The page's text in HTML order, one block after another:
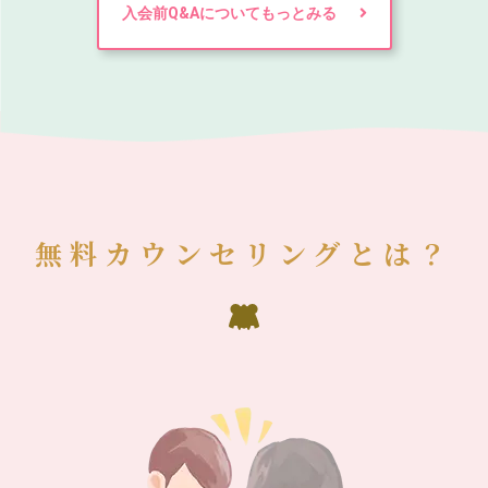
入会前Q&Aについてもっとみる
無料カウンセリングとは？